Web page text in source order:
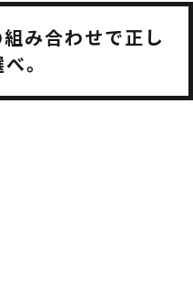
み合わせで正し
。